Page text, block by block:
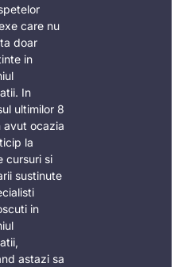
care nu
doar
in
In
ultimilor 8
avut ocazia
la
cursuri si
sustinute
in
astazi sa